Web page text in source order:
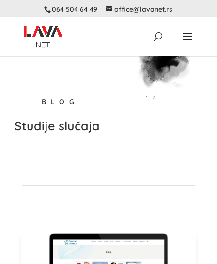
064 504 64 49 office@lavanet.rs
BLOG
Studije slučaja